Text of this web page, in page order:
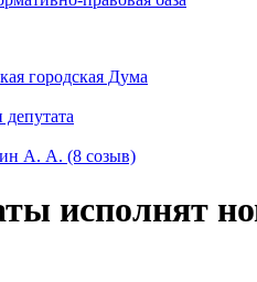
городская Дума
А. А. (8 созыв)
исполнят